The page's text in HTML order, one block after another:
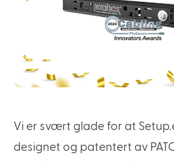
Vi er svært glade for at
designet og patentert av